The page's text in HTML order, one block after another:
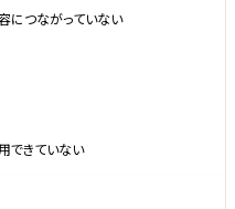
につながっていない
できていない